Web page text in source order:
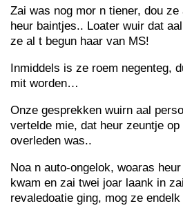
Zai was nog mor n tiener, dou
heur baintjes.. Loater wuir dat
ze al t begun haar van MS!
Inmiddels is ze roem negenteg,
mit worden…
Onze gesprekken wuirn aal
vertelde mie, dat heur zeuntje
overleden was..
Noa n auto-ongelok, woaras
kwam en zai twei joar laank in
revaledoatie ging, mog ze